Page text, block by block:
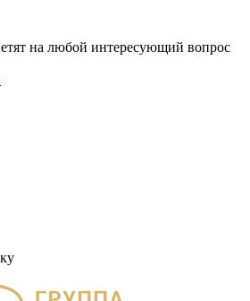
на любой интересующий вопрос